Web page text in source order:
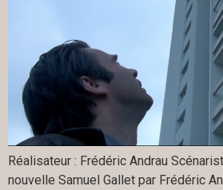
Réalisateur : Frédéric Andrau
nouvelle Samuel Gallet par Frédéric